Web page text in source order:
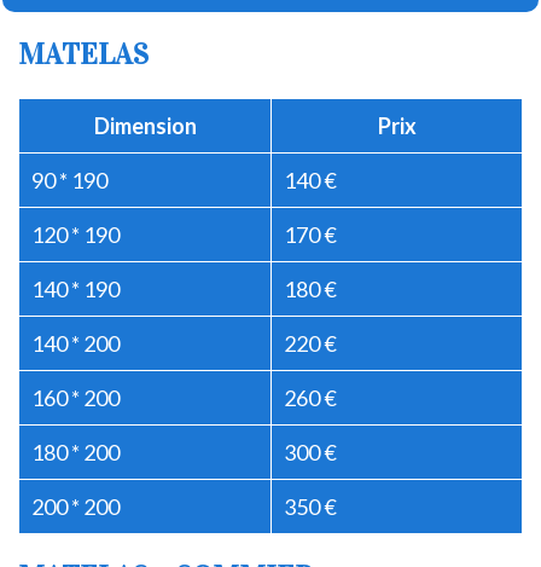
MATELAS
Dimension Prix
90 * 190 140 €
120 * 190 170 €
140 * 190 180 €
140 * 200 220 €
160 * 200 260 €
180 * 200 300 €
200 * 200 350 €